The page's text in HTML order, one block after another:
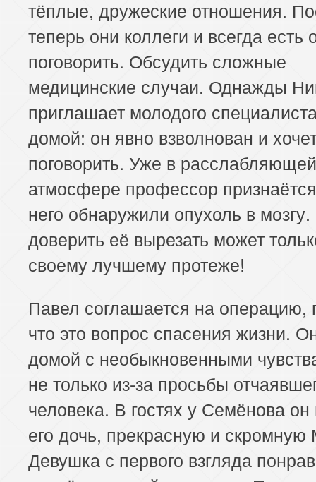
тёплые, дружеские отношения.
теперь они коллеги и всегда есть
поговорить. Обсудить сложные
медицинские случаи. Однажды
приглашает молодого
домой: он явно взволнован и
поговорить. Уже в расслабляющей
атмосфере профессор
него обнаружили опухоль в
доверить её вырезать может
своему лучшему протеже!
Павел соглашается на операцию,
что это вопрос спасения жизни.
домой с необыкновенными
не только из-за просьбы
человека. В гостях у Семёнова он
его дочь, прекрасную и
Девушка с первого взгляда